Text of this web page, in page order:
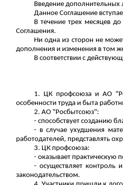
Введение дополнительных
Данное Соглашение
В течение трех месяцев
Соглашения.
Ни одна из сторон не
дополнения и изменения в том
В соответствии с
1. ЦК профсоюза и АО
особенности труда и быта
2. АО "Росбытсоюз":
- способствует созданию
- в случае ухудшения
работодателей, представлять
3. ЦК профсоюза:
- оказывает практическую
- осуществляет контроль
законодательством.